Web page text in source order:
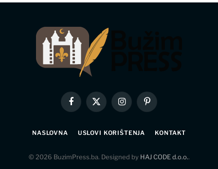
Facebook
X
InstagramPinterest
NASLOVNA USLOVI KORIŠTENJA KONTAKT
© 2026 BuzimPress.ba. Designed by HAJ CODE d.o.o..